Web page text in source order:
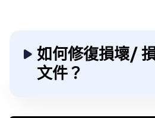
如何修復損壞/
文件？